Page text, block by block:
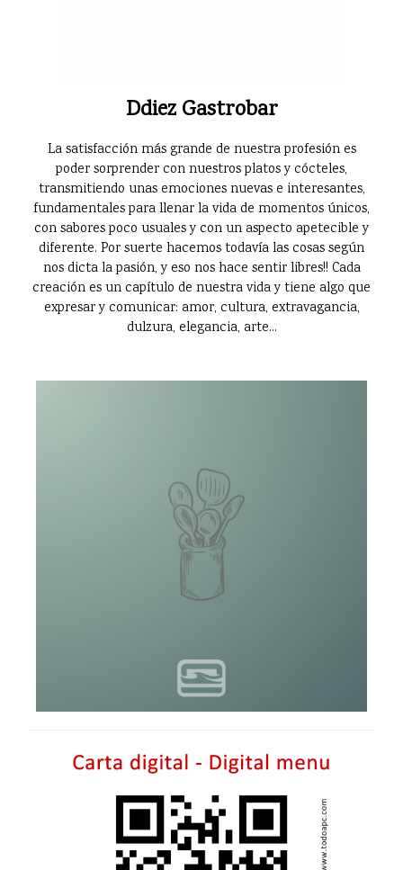
Ddiez Gastrobar
La satisfacción más grande de nuestra profesión es
poder sorprender con nuestros platos y cócteles,
transmitiendo unas emociones nuevas e interesantes,
fundamentales para llenar la vida de momentos únicos,
con sabores poco usuales y con un aspecto apetecible y
diferente. Por suerte hacemos todavía las cosas según
nos dicta la pasión, y eso nos hace sentir libres!! Cada
creación es un capítulo de nuestra vida y tiene algo que
expresar y comunicar: amor, cultura, extravagancia,
dulzura, elegancia, arte...